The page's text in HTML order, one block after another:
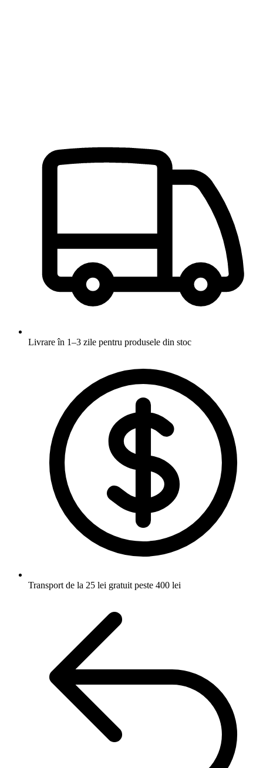
Livrare în 1–3 zile pentru produsele din stoc
Transport de la 25 lei gratuit peste 400 lei